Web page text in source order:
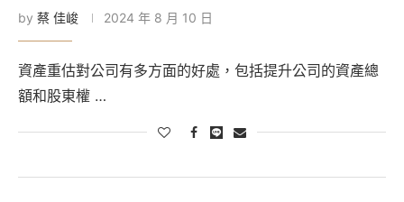
by 蔡 佳峻 2024 年 8 月 10 日
資產重估對公司有多方面的好處，包括提升公司的資產總
額和股東權 …